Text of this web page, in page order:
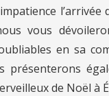
vous
en sa
de Noël à